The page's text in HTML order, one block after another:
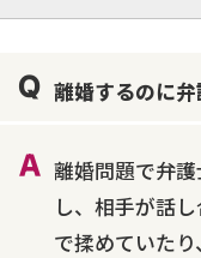
離婚前相談
不貞・不倫慰謝料請求
離婚するのに
離婚問題で弁
し、相手が話
で揉めていた